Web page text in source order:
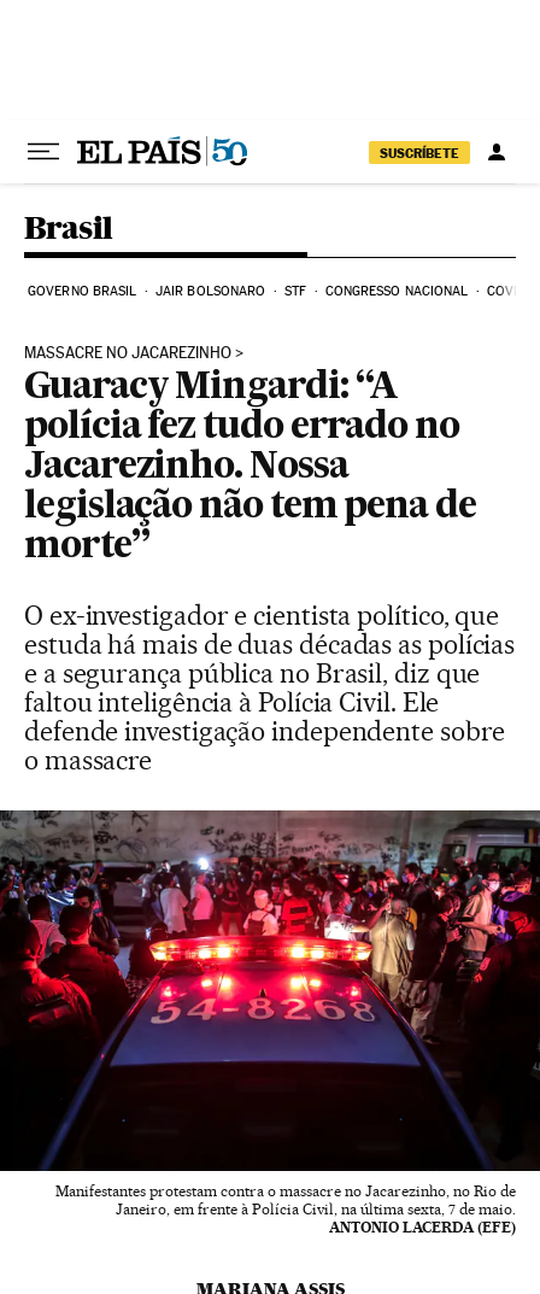
SUSCRÍBETE
Brasil
GOVERNO BRASIL JAIR BOLSONARO STF CONGRESSO NACIONAL COVID-
MASSACRE NO JACAREZINHO
Guaracy Mingardi: “A
polícia fez tudo errado no
Jacarezinho. Nossa
legislação não tem pena de
morte”
O ex-investigador e cientista político, que
estuda há mais de duas décadas as polícias
e a segurança pública no Brasil, diz que
faltou inteligência à Polícia Civil. Ele
defende investigação independente sobre
o massacre
Manifestantes protestam contra o massacre no Jacarezinho, no Rio de
Janeiro, em frente à Polícia Civil, na última sexta, 7 de maio.
ANTONIO LACERDA (EFE)
MARIANA ASSIS